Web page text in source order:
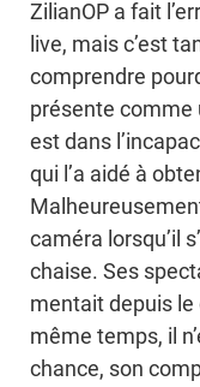
ZilianOP a fait
live, mais c’est
comprendre
présente comme
est dans
qui l’a aidé à
caméra lorsqu’il
chaise. Ses
mentait depuis le
même temps, il
chance, son